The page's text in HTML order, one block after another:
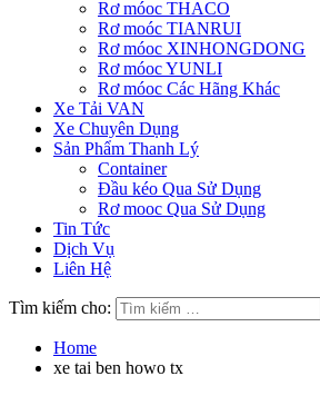
Rơ móoc THACO
Rơ moóc TIANRUI
Rơ móoc XINHONGDONG
Rơ móoc YUNLI
Rơ móoc Các Hãng Khác
Xe Tải VAN
Xe Chuyên Dụng
Sản Phẩm Thanh Lý
Container
Đầu kéo Qua Sử Dụng
Rơ mooc Qua Sử Dụng
Tin Tức
Dịch Vụ
Liên Hệ
Tìm kiếm cho:
Home
xe tai ben howo tx